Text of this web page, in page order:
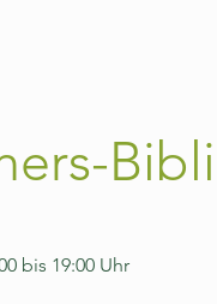
bis 19:00 Uhr